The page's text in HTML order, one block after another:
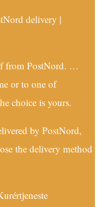
delivery |
from PostNord. …
or to one of
choice is yours.
by PostNord,
the delivery method